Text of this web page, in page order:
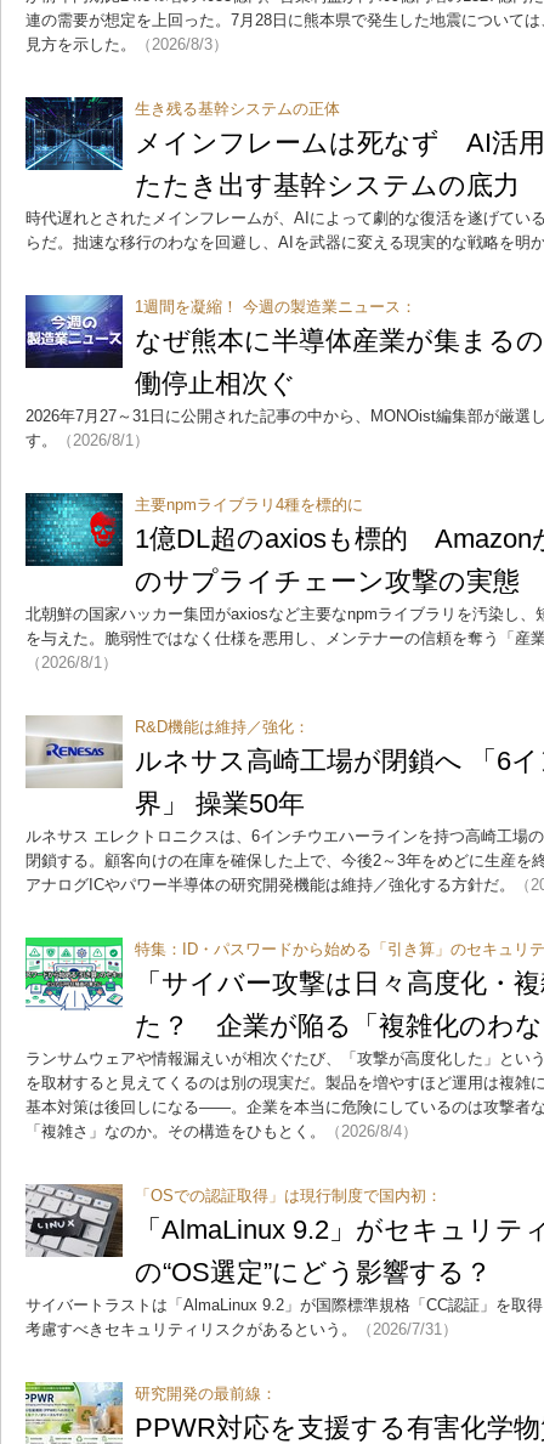
連の需要が想定を上回った。7月28日に熊本県で発生した地震について
見方を示した。
（2026/8/3）
生き残る基幹システムの正体
メインフレームは死なず AI活
たたき出す基幹システムの底力
時代遅れとされたメインフレームが、AIによって劇的な復活を遂げてい
らだ。拙速な移行のわなを回避し、AIを武器に変える現実的な戦略を明
1週間を凝縮！ 今週の製造業ニュース：
なぜ熊本に半導体産業が集まる
働停止相次ぐ
2026年7月27～31日に公開された記事の中から、MONOist編集部が厳選
す。
（2026/8/1）
主要npmライブラリ4種を標的に
1億DL超のaxiosも標的 Amazon
のサプライチェーン攻撃の実態
北朝鮮の国家ハッカー集団がaxiosなど主要なnpmライブラリを汚染し、
を与えた。脆弱性ではなく仕様を悪用し、メンテナーの信頼を奪う「産
（2026/8/1）
R&D機能は維持／強化：
ルネサス高崎工場が閉鎖へ 「6
界」 操業50年
ルネサス エレクトロニクスは、6インチウエハーラインを持つ高崎工場
閉鎖する。顧客向けの在庫を確保した上で、今後2～3年をめどに生産を
アナログICやパワー半導体の研究開発機能は維持／強化する方針だ。
（
特集：ID・パスワードから始める「引き算」のセキュリ
「サイバー攻撃は日々高度化・
た？ 企業が陥る「複雑化のわ
ランサムウェアや情報漏えいが相次ぐたび、「攻撃が高度化した」とい
を取材すると見えてくるのは別の現実だ。製品を増やすほど運用は複雑
基本対策は後回しになる――。企業を本当に危険にしているのは攻撃者
「複雑さ」なのか。その構造をひもとく。
（2026/8/4）
「OSでの認証取得」は現行制度で国内初：
「AlmaLinux 9.2」がセキュリテ
の“OS選定”にどう影響する？
サイバートラストは「AlmaLinux 9.2」が国際標準規格「CC認証」を取
考慮すべきセキュリティリスクがあるという。
（2026/7/31）
研究開発の最前線：
PPWR対応を支援する有害化学